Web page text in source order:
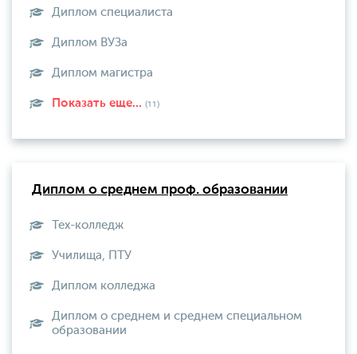
Диплом специалиста
Диплом ВУЗа
Диплом магистра
Показать еще... (11)
Диплом о среднем проф. образовании
Тех-колледж
Училища, ПТУ
Диплом колледжа
Диплом о среднем и среднем специальном
образовании